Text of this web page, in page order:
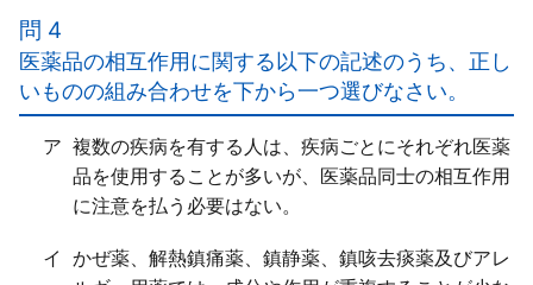
イ×
外用薬や注射薬であっても、食品によって医薬品の作
用や代謝に影響を受ける「可能性がある」。
ウ○
医薬品にも含まれていることは「ある」。
問 4
医薬品の相互作用に関する以下の記述のうち、正し
いものの組み合わせを下から一つ選びなさい。
ア 複数の疾病を有する人は、疾病ごとにそれぞれ医薬
品を使用することが多いが、医薬品同士の相互作用
に注意を払う必要はない。
イ
かぜ薬、解熱鎮痛薬、鎮静薬、鎮咳去痰薬及びアレ